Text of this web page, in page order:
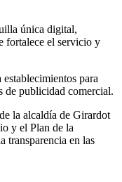
única digital,
fortalece el servicio y
para
de publicidad comercial.
la alcaldía de Girardot
y el Plan de la
transparencia en las